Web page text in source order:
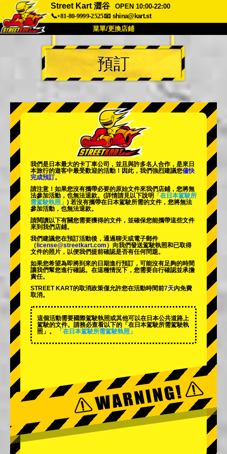
Street Kart 澀谷
OPEN 10:00-22:00
📞+81-80-9999-2525📧 shina@kart.st
菜單/更換店鋪
首頁
關於 規格 價格
公司 預訂
更換店鋪
東京秋葉原#2
東京澀谷附屬 東京灣
東京淺草 大阪
沖繩
預訂
我們是日本最大的卡丁車公司，並且與許多名人合作，是來日
本旅行的遊客中最受歡迎的活動 ！因此，我們強烈建議您儘快
完成預訂。
請注意！如果您沒有攜帶必要的原始文件來我們店鋪，您將無
法參加活動，也無法退款。 (詳情請見以下說明
「在日本駕駛所
需駕駛執照」 ) 若沒有攜帶在日本駕駛所需的文件，您將無法
參加活動，也無法退款。
請閱讀以下有關您需要獲得的文件，並確保您能攜帶這些文件
來到我們店鋪。
我們建議您在預訂活動後，通過聊天或電子郵件
（ license@streetkart.com ）向我們發送駕駛執照和已取得
文件的照片，以便我們提前確認是否有任何問題。
如果您希望為即將到來的日期進行預訂，可能沒有足夠的時間
讓我們幫您進行確認。在這種情況下，您需要自行確認並承擔
責任。
STREET KART的取消政策僅允許您在活動時間前7天內免費
取消。
這個活動需要國際駕駛執照或其他可以在日本公共道路上
駕駛的文件。請務必查看以下的「在日本駕駛所需駕駛執
照」。
「在日本駕駛所需駕駛執照」